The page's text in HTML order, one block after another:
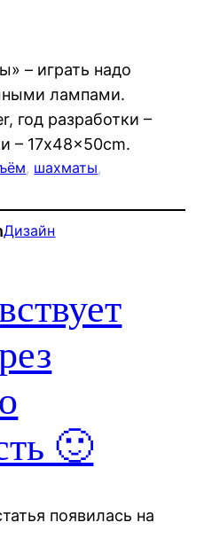
– играть надо
лампами.
год разработки –
– 17x48x50cm.
, шахматы
Дизайн
🙂
появилась на